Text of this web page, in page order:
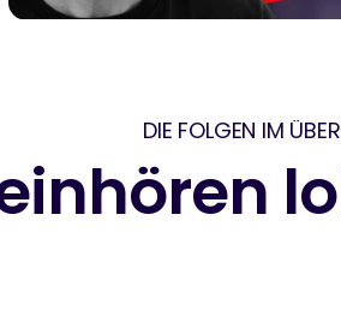
DIE FOLGEN IM